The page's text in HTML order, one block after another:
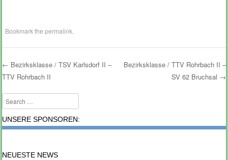
Bookmark thepermalink
Post navigation
← Bezirksklasse / TSV Karlsdorf II –
TTV Rohrbach II
Bezirksklasse / TTV Rohrbach II –
SV 62 Bruchsal →
Search
UNSERE SPONSOREN:
NEUESTE NEWS